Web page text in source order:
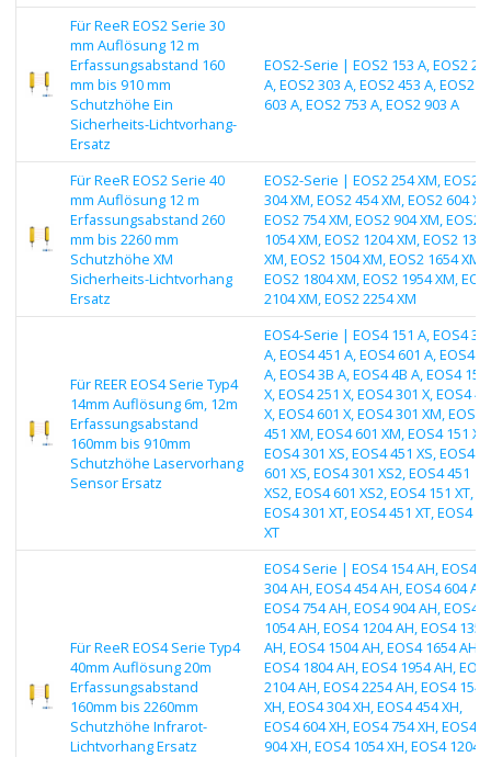
Für ReeR EOS2 Serie 30
mm Auflösung 12 m
Erfassungsabstand 160
mm bis 910 mm
Schutzhöhe Ein
Sicherheits-Lichtvorhang-
Ersatz
EOS2-Serie | EOS2 153 A, EOS2
A, EOS2 303 A, EOS2 453 A, EOS2
603 A, EOS2 753 A, EOS2 903 A
Für ReeR EOS2 Serie 40
mm Auflösung 12 m
Erfassungsabstand 260
mm bis 2260 mm
Schutzhöhe XM
Sicherheits-Lichtvorhang
Ersatz
EOS2-Serie | EOS2 254 XM, EOS2
304 XM, EOS2 454 XM, EOS2 604
EOS2 754 XM, EOS2 904 XM, EOS2
1054 XM, EOS2 1204 XM, EOS2 1354
XM, EOS2 1504 XM, EOS2 1654 XM,
EOS2 1804 XM, EOS2 1954 XM,
2104 XM, EOS2 2254 XM
Für REER EOS4 Serie Typ4
14mm Auflösung 6m, 12m
Erfassungsabstand
160mm bis 910mm
Schutzhöhe Laservorhang
Sensor Ersatz
EOS4-Serie | EOS4 151 A, EOS4
A, EOS4 451 A, EOS4 601 A, EOS4
A, EOS4 3B A, EOS4 4B A, EOS4 151
X, EOS4 251 X, EOS4 301 X, EOS4
X, EOS4 601 X, EOS4 301 XM, EOS4
451 XM, EOS4 601 XM, EOS4 151 XS,
EOS4 301 XS, EOS4 451 XS, EOS4
601 XS, EOS4 301 XS2, EOS4 451
XS2, EOS4 601 XS2, EOS4 151 XT,
EOS4 301 XT, EOS4 451 XT, EOS4
XT
Für ReeR EOS4 Serie Typ4
40mm Auflösung 20m
Erfassungsabstand
160mm bis 2260mm
Schutzhöhe Infrarot-
Lichtvorhang Ersatz
EOS4 Serie | EOS4 154 AH, EOS4
304 AH, EOS4 454 AH, EOS4 604 AH,
EOS4 754 AH, EOS4 904 AH, EOS4
1054 AH, EOS4 1204 AH, EOS4 1354
AH, EOS4 1504 AH, EOS4 1654 AH,
EOS4 1804 AH, EOS4 1954 AH,
2104 AH, EOS4 2254 AH, EOS4 154
XH, EOS4 304 XH, EOS4 454 XH,
EOS4 604 XH, EOS4 754 XH, EOS4
904 XH, EOS4 1054 XH, EOS4 1204